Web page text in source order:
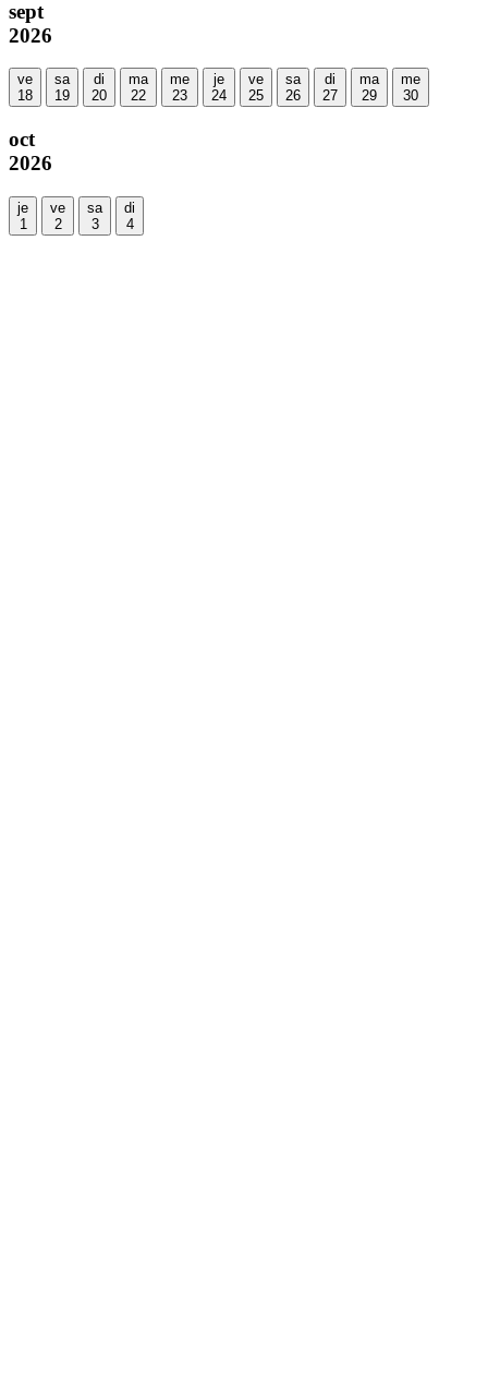
sept
2026
ve
18
sa
19
di
20
ma
22
me
23
je
24
ve
25
sa
26
di
27
ma
29
me
30
oct
2026
je
1
ve
2
sa
3
di
4